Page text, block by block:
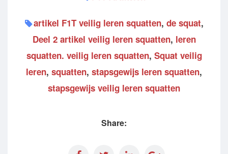
artikel F1T veilig leren squatten, de squat,
Deel 2 artikel veilig leren squatten, leren
squatten. veilig leren squatten, Squat veilig
leren, squatten, stapsgewijs leren squatten,
stapsgewijs veilig leren squatten
Share: